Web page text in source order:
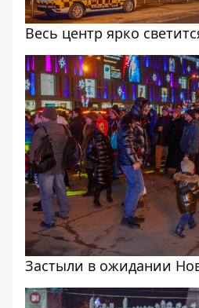
Весь центр ярко
Застыли в ожидании